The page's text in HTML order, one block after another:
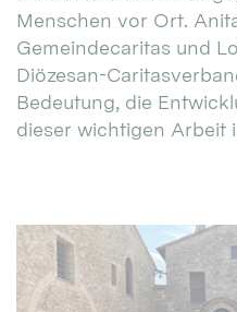
Menschen vor Ort.
Gemeindecaritas und
Diözesan-
Bedeutung, die
dieser wichtigen Arbeit